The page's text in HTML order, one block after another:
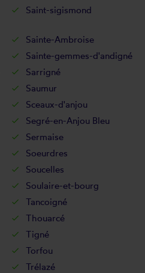
Saint-sigismond
Sainte-Ambroise
Sainte-gemmes-d'andigné
Sarrigné
Saumur
Sceaux-d'anjou
Segré-en-Anjou Bleu
Sermaise
Soeurdres
Soucelles
Soulaire-et-bourg
Tancoigné
Thouarcé
Tigné
Torfou
Trélazé